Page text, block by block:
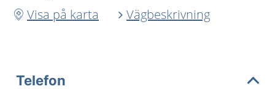
Visa på karta
Vägbeskrivning
Telefon